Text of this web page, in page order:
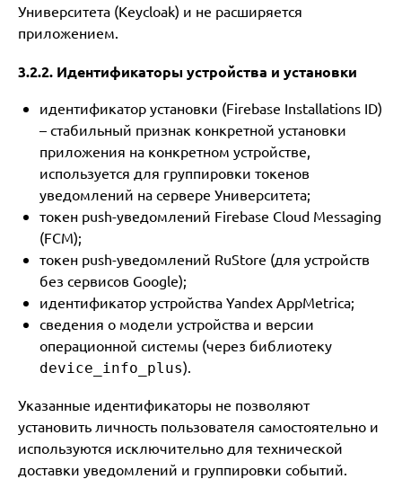
Университета (Keycloak) и не расширяется
приложением.
3.2.2. Идентификаторы устройства и установки
идентификатор установки (Firebase Installations ID)
– стабильный признак конкретной установки
приложения на конкретном устройстве,
используется для группировки токенов
уведомлений на сервере Университета;
токен push-уведомлений Firebase Cloud Messaging
(FCM);
токен push-уведомлений RuStore (для устройств
без сервисов Google);
идентификатор устройства Yandex AppMetrica;
сведения о модели устройства и версии
операционной системы (через библиотеку
device_info_plus).
Указанные идентификаторы не позволяют
установить личность пользователя самостоятельно и
используются исключительно для технической
доставки уведомлений и группировки событий.